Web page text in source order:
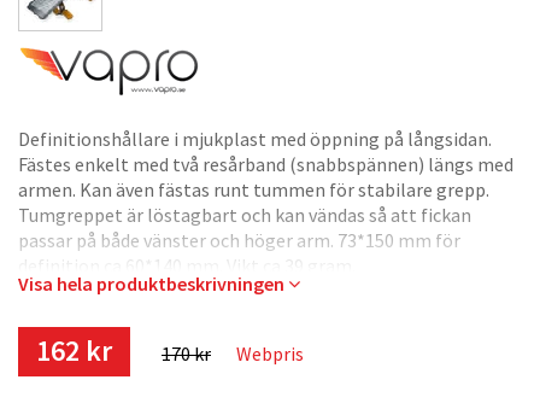
Definitionshållare i mjukplast med öppning på långsidan.
Fästes enkelt med två resårband (snabbspännen) längs med
armen. Kan även fästas runt tummen för stabilare grepp.
Tumgreppet är löstagbart och kan vändas så att fickan
passar på både vänster och höger arm. 73*150 mm för
definition ca 60*140 mm. Vikt ca 39 gram.
Visa hela produktbeskrivningen
162 kr 170 kr Webpris